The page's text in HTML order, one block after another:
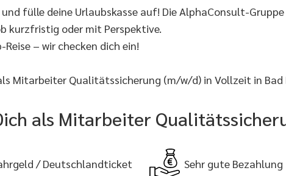
fülle deine Urlaubskasse auf! Die AlphaConsult-
kurzfristig oder mit Perspektive.
– wir checken dich ein!
Mitarbeiter Qualitätssicherung (m/w/d) in Vollzeit in Bad
als Mitarbeiter
/ Deutschlandticket Sehr gute Bezahlung